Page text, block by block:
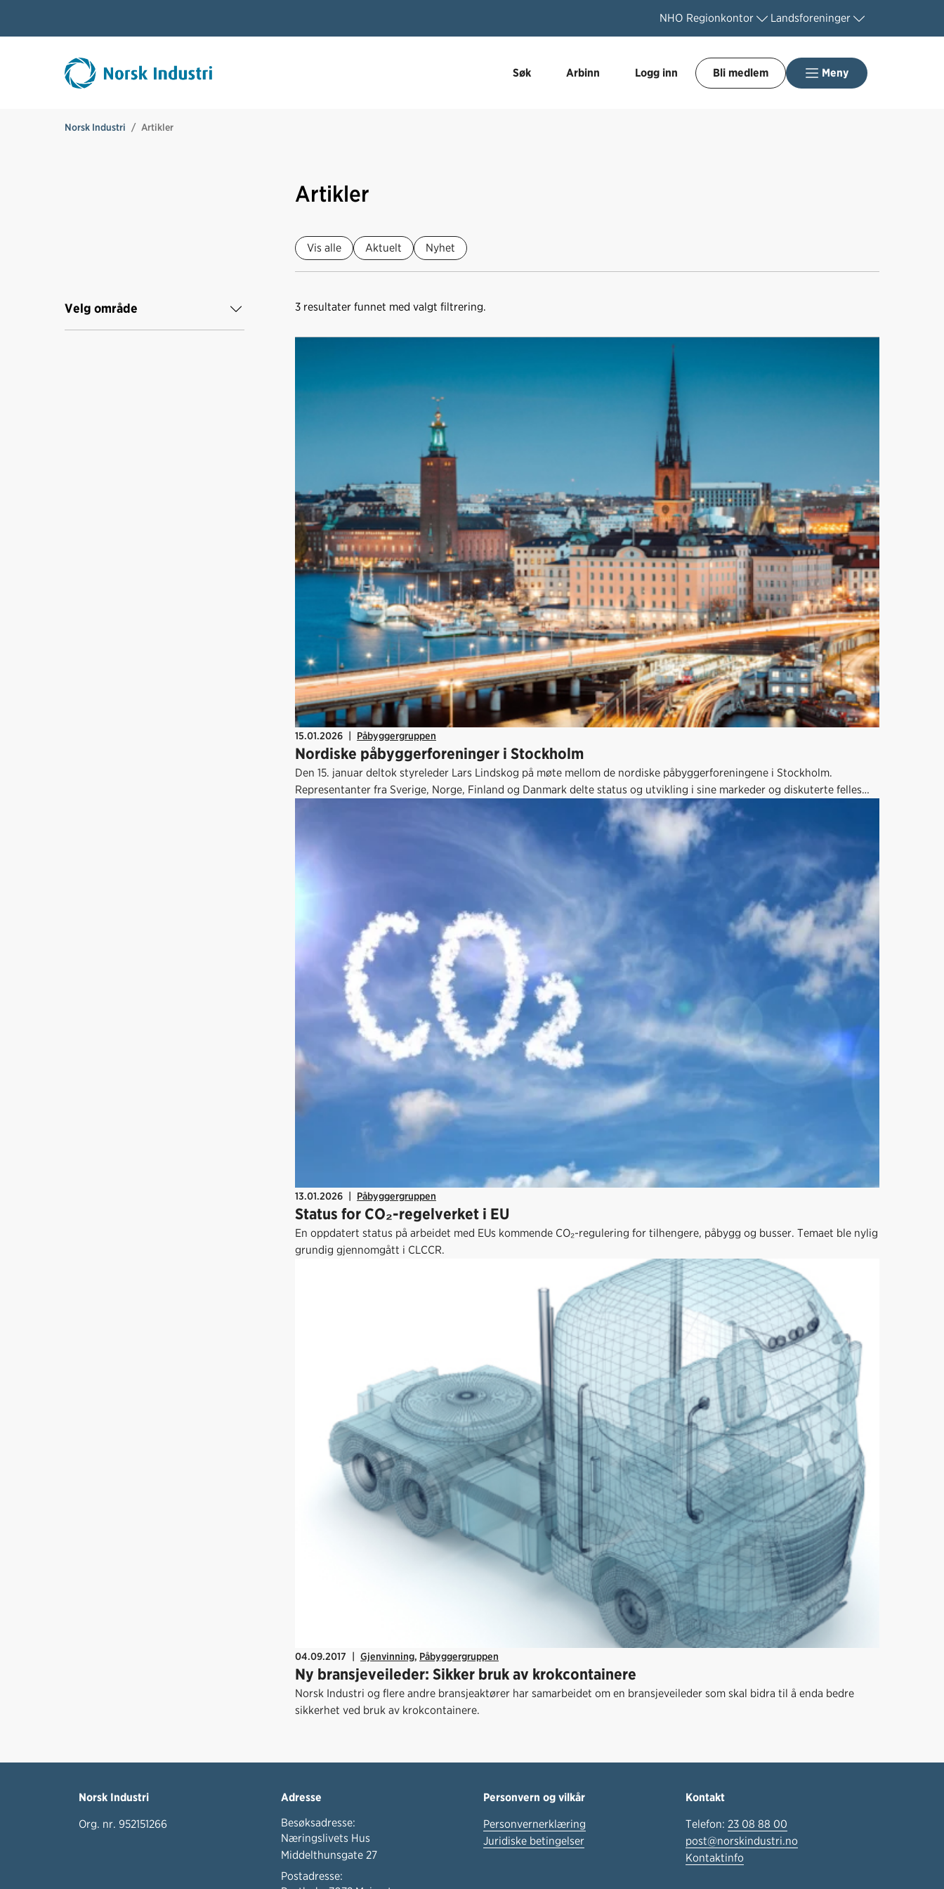
NHO Regionkontor Landsforeninger
Søk Arbinn Logg inn Bli medlem Meny
Norsk Industri Artikler
Artikler
Vis alle Aktuelt Nyhet
Velg område 3 resultater funnet med valgt filtrering.
15.01.2026 | Påbyggergruppen
Nordiske påbyggerforeninger i Stockholm
Den 15. januar deltok styreleder Lars Lindskog på møte mellom de nordiske påbyggerforeningene i Stockholm.
Representanter fra Sverige, Norge, Finland og Danmark delte status og utvikling i sine markeder og diskuterte felles
utfordringer knyttet til kvalitet, regelverk og teknologisk utvikling.
13.01.2026 | Påbyggergruppen
Status for CO₂-regelverket i EU
En oppdatert status på arbeidet med EUs kommende CO₂-regulering for tilhengere, påbygg og busser. Temaet ble nylig
grundig gjennomgått i CLCCR.
04.09.2017 | Gjenvinning, Påbyggergruppen
Ny bransjeveileder: Sikker bruk av krokcontainere
Norsk Industri og flere andre bransjeaktører har samarbeidet om en bransjeveileder som skal bidra til å enda bedre
sikkerhet ved bruk av krokcontainere.
Norsk Industri
Org. nr. 952151266
Adresse
Besøksadresse:
Næringslivets Hus
Middelthunsgate 27
Postadresse:
Personvern og vilkår
Personvernerklæring
Juridiske betingelser
Kontakt
Telefon: 23 08 88 00
post@norskindustri.no
Kontaktinfo